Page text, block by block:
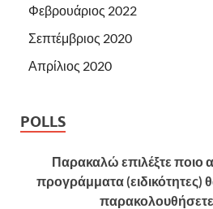
Φεβρουάριος 2022
Σεπτέμβριος 2020
Απρίλιος 2020
POLLS
Παρακαλώ επιλέξτε ποιο
προγράμματα (ειδικότητες)